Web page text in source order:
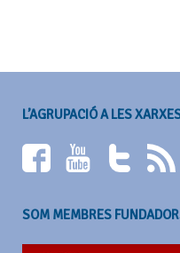
L’AGRUPACIÓ A LES
SOM MEMBRES